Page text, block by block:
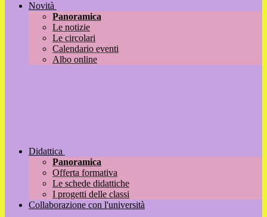
Novità
Panoramica
Le notizie
Le circolari
Calendario eventi
Albo online
Didattica
Panoramica
Offerta formativa
Le schede didattiche
I progetti delle classi
Collaborazione con l'università